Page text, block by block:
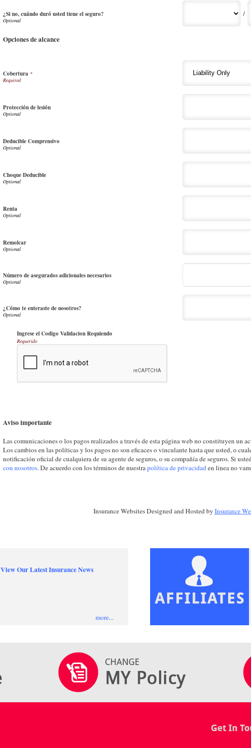
¿Si no, cuándo duró usted tiene el seguro? /
Opciones de alcance
Cobertura *
Protección de lesión
Deducible Comprensivo
Choque Deducible
Renta
Remolcar
Número de asegurados adicionales necesarios
¿Cómo te enteraste de nosotros?
Ingrese el Codigo Validacion Requiendo
Requerido
Aviso importante
Las comunicaciones o los pagos realizados a través de esta página web no constituyen un
Los cambios en las políticas y los pagos no son eficaces o vinculante hasta que usted, o
notificación oficial de cualquiera de su agente de seguros, o su compañía de seguros. Si
con nosotros. De acuerdo con los términos de nuestrapolítica de privacidaden línea no
Insurance WebsitesDesigned and Hosted by Insurance
View Our Latest Insurance News
more...